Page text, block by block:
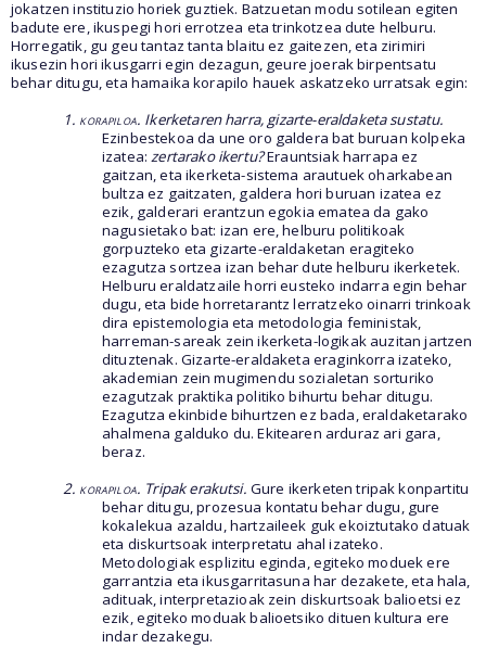
jokatzen instituzio horiek guztiek. Batzuetan modu sotilean egiten
badute ere, ikuspegi hori errotzea eta trinkotzea dute helburu.
Horregatik, gu geu tantaz tanta blaitu ez gaitezen, eta zirimiri
ikusezin hori ikusgarri egin dezagun, geure joerak birpentsatu
behar ditugu, eta hamaika korapilo hauek askatzeko urratsak egin:
1. korapiloa. Ikerketaren harra, gizarte-eraldaketa sustatu.
Ezinbestekoa da une oro galdera bat buruan kolpeka
izatea:zertarako ikertu?Erauntsiak harrapa ez
gaitzan, eta ikerketa-sistema arautuek oharkabean
bultza ez gaitzaten, galdera hori buruan izatea ez
ezik, galderari erantzun egokia ematea da gako
nagusietako bat: izan ere, helburu politikoak
gorpuzteko eta gizarte-eraldaketan eragiteko
ezagutza sortzea izan behar dute helburu ikerketek.
Helburu eraldatzaile horri eusteko indarra egin behar
dugu, eta bide horretarantz lerratzeko oinarri trinkoak
dira epistemologia eta metodologia feministak,
harreman-sareak zein ikerketa-logikak auzitan jartzen
dituztenak. Gizarte-eraldaketa eraginkorra izateko,
akademian zein mugimendu sozialetan sorturiko
ezagutzak praktika politiko bihurtu behar ditugu.
Ezagutza ekinbide bihurtzen ez bada, eraldaketarako
ahalmena galduko du. Ekitearen arduraz ari gara,
beraz.
2. korapiloa. Tripak erakutsi. Gure ikerketen tripak konpartitu
behar ditugu, prozesua kontatu behar dugu, gure
kokalekua azaldu, hartzaileek guk ekoiztutako datuak
eta diskurtsoak interpretatu ahal izateko.
Metodologiak esplizitu eginda, egiteko moduek ere
garrantzia eta ikusgarritasuna har dezakete, eta hala,
adituak, interpretazioak zein diskurtsoak balioetsi ez
ezik, egiteko moduak balioetsiko dituen kultura ere
indar dezakegu.